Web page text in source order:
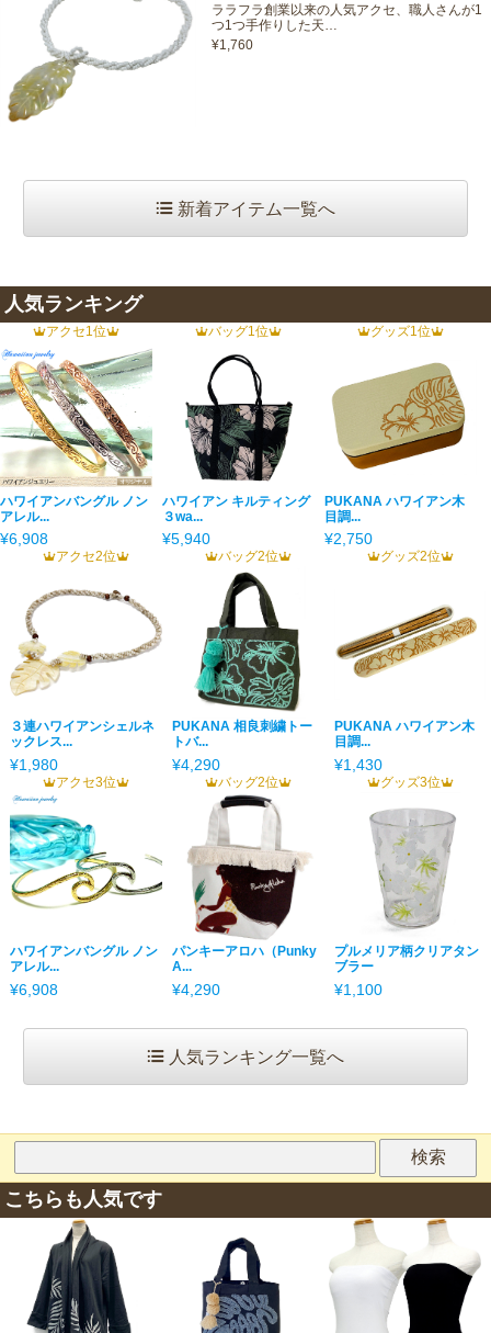
ララフラ創業以来の人気アクセ、職人さんが1
つ1つ手作りした天…
¥1,760
新着アイテム一覧へ
人気ランキング
アクセ1位
ハワイアンバングル ノン
アレル...
¥6,908
バッグ1位
ハワイアン キルティング
３wa...
¥5,940
グッズ1位
PUKANA ハワイアン木
目調...
¥2,750
アクセ2位
３連ハワイアンシェルネ
ックレス...
¥1,980
バッグ2位
PUKANA 相良刺繍トー
トバ...
¥4,290
グッズ2位
PUKANA ハワイアン木
目調...
¥1,430
アクセ3位
ハワイアンバングル ノン
アレル...
¥6,908
バッグ2位
パンキーアロハ（Punky
A...
¥4,290
グッズ3位
プルメリア柄クリアタン
ブラー
¥1,100
人気ランキング一覧へ
こちらも人気です